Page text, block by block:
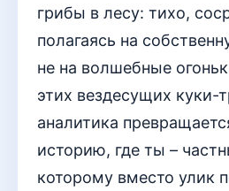
грибы в лесу: тихо,
полагаясь на
не на волшебные
этих вездесущих куки-
аналитика
историю, где ты –
которому вместо улик